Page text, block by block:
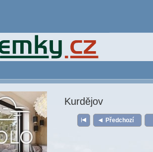
Kurdějov
Předchozí